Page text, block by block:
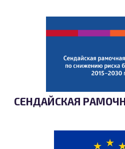
СЕНДАЙСКАЯ